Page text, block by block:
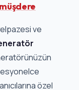
ve
özel